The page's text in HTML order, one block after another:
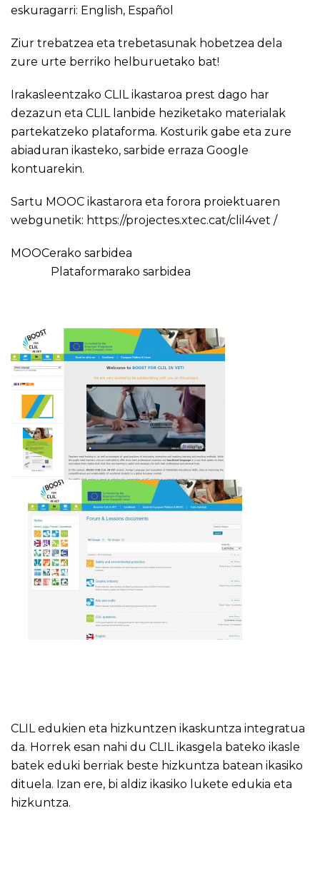
eskuragarri: English, Español
Ziur trebatzea eta trebetasunak hobetzea dela
zure urte berriko helburuetako bat!
Irakasleentzako CLIL ikastaroa prest dago har
dezazun eta CLIL lanbide heziketako materialak
partekatzeko plataforma. Kosturik gabe eta zure
abiaduran ikasteko, sarbide erraza Google
kontuarekin.
Sartu MOOC ikastarora eta forora proiektuaren
webgunetik: https://projectes.xtec.cat/clil4vet /
MOOCerako sarbidea
Plataformarako sarbidea
CLIL edukien eta hizkuntzen ikaskuntza integratua
da. Horrek esan nahi du CLIL ikasgela bateko ikasle
batek eduki berriak beste hizkuntza batean ikasiko
dituela. Izan ere, bi aldiz ikasiko lukete edukia eta
hizkuntza.